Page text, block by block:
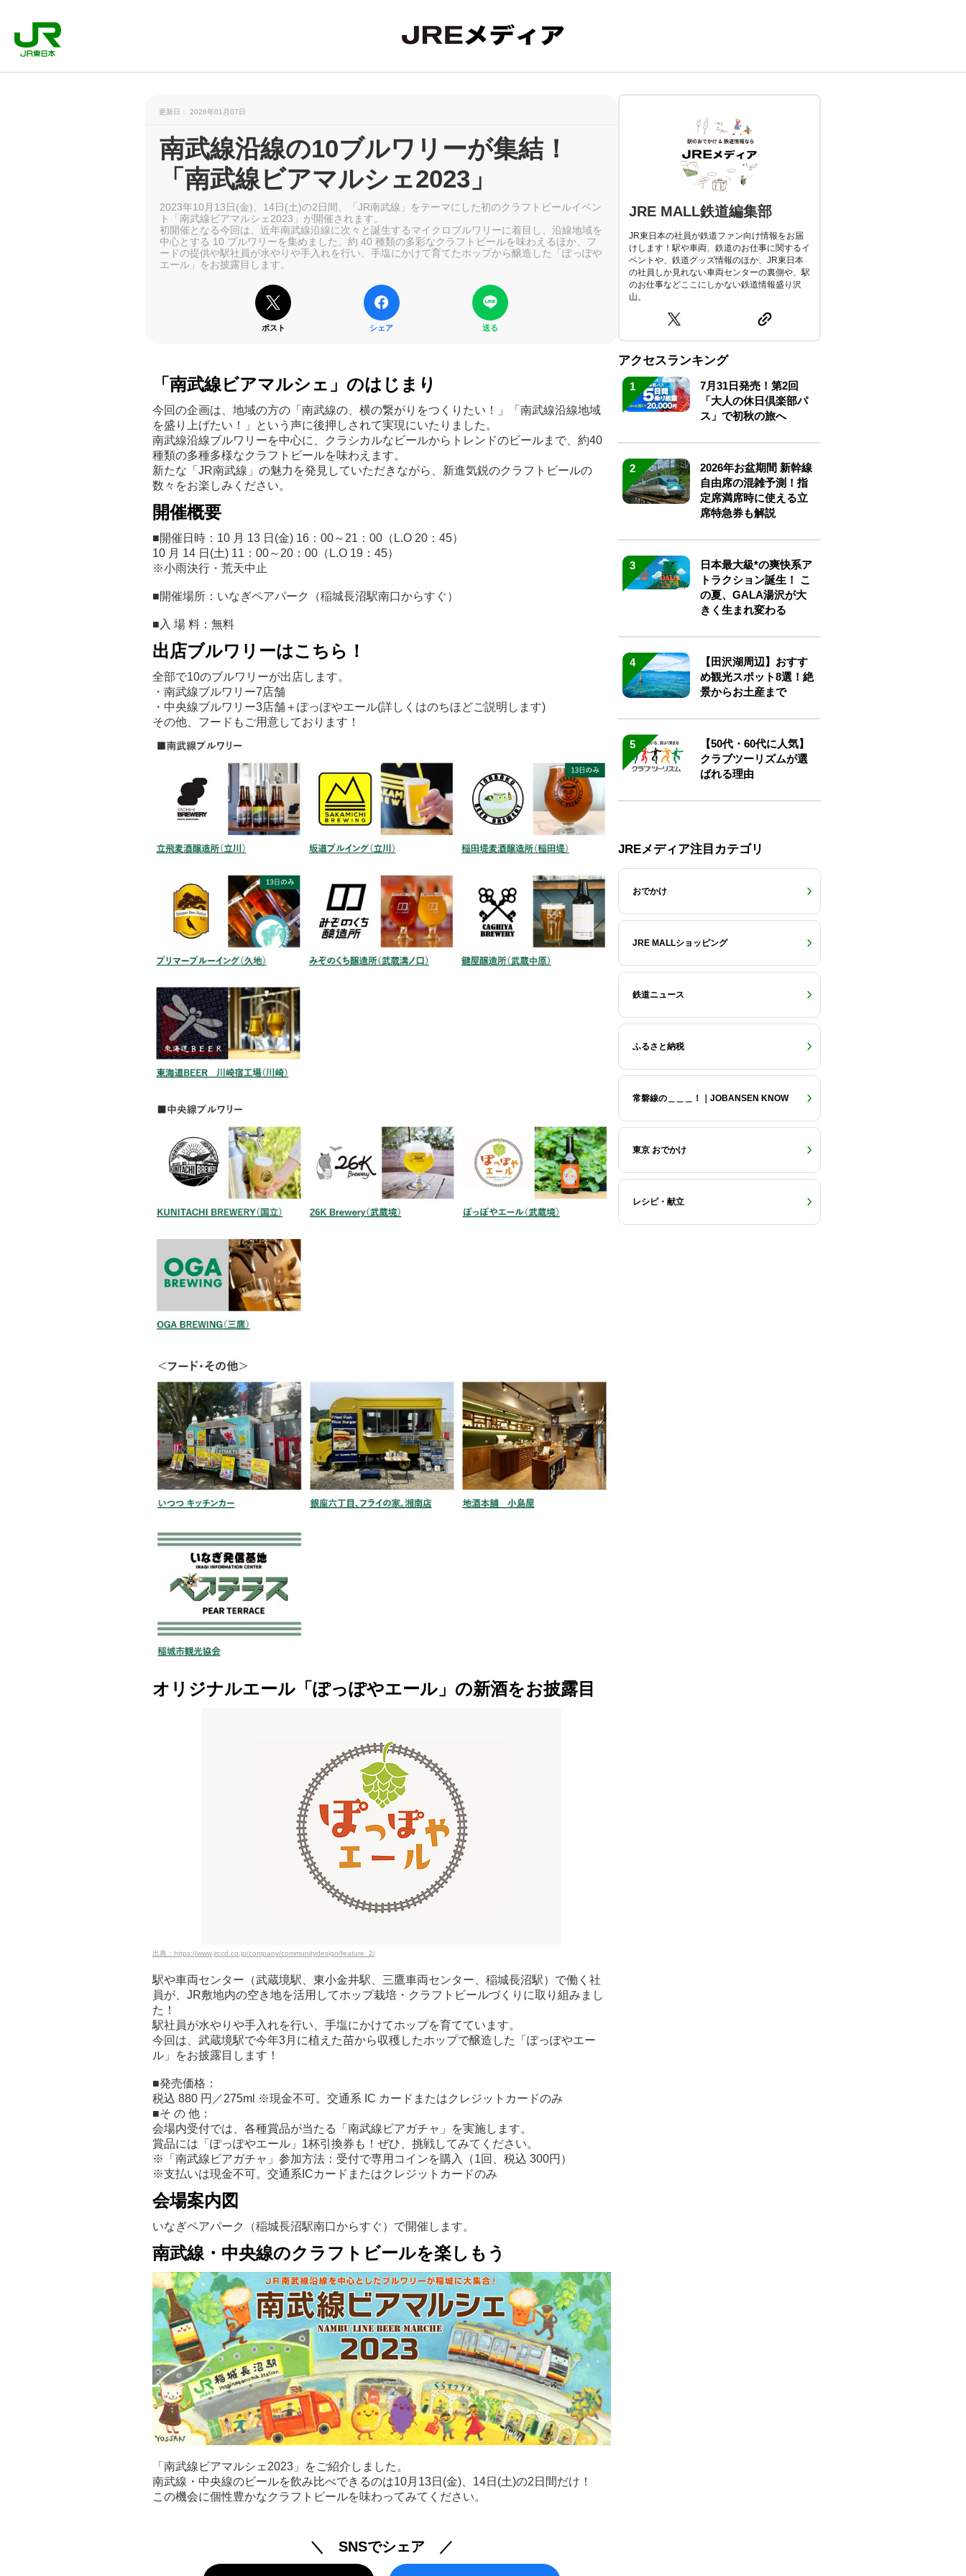
更新日： 2026年01月07日
南武線沿線の10ブルワリーが集結！
「南武線ビアマルシェ2023」
2023年10月13日(金)、14日(土)の2日間、「JR南武線」をテーマにした初のクラフトビールイベン
ト「南武線ビアマルシェ2023」が開催されます。
初開催となる今回は、近年南武線沿線に次々と誕生するマイクロブルワリーに着目し、沿線地域を
中心とする 10 ブルワリーを集めました。約 40 種類の多彩なクラフトビールを味わえるほか、フ
ードの提供や駅社員が水やりや手入れを行い、手塩にかけて育てたホップから醸造した「ぽっぽや
エール」をお披露目します。
ポスト シェア 送る
「南武線ビアマルシェ」のはじまり
今回の企画は、地域の方の「南武線の、横の繋がりをつくりたい！」「南武線沿線地域
を盛り上げたい！」という声に後押しされて実現にいたりました。
南武線沿線ブルワリーを中心に、クラシカルなビールからトレンドのビールまで、約40
種類の多種多様なクラフトビールを味わえます。
新たな「JR南武線」の魅力を発見していただきながら、新進気鋭のクラフトビールの
数々をお楽しみください。
開催概要
■開催日時：10 月 13 日(金) 16：00～21：00（L.O 20：45）
10 月 14 日(土) 11：00～20：00（L.O 19：45）
※小雨決行・荒天中止
■開催場所：いなぎペアパーク（稲城長沼駅南口からすぐ）
■入 場 料：無料
出店ブルワリーはこちら！
全部で10のブルワリーが出店します。
・南武線ブルワリー7店舗
・中央線ブルワリー3店舗＋ぽっぽやエール(詳しくはのちほどご説明します)
その他、フードもご用意しております！
オリジナルエール「ぽっぽやエール」の新酒をお披露目
出典：https://www.jrccd.co.jp/company/communitydesign/feature_2/
駅や車両センター（武蔵境駅、東小金井駅、三鷹車両センター、稲城長沼駅）で働く社
員が、JR敷地内の空き地を活用してホップ栽培・クラフトビールづくりに取り組みまし
た！
駅社員が水やりや手入れを行い、手塩にかけてホップを育てています。
今回は、武蔵境駅で今年3月に植えた苗から収穫したホップで醸造した「ぽっぽやエー
ル」をお披露目します！
■発売価格：
税込 880 円／275ml ※現金不可。交通系 IC カードまたはクレジットカードのみ
■そ の 他：
会場内受付では、各種賞品が当たる「南武線ビアガチャ」を実施します。
賞品には「ぽっぽやエール」1杯引換券も！ぜひ、挑戦してみてください。
※「南武線ビアガチャ」参加方法：受付で専用コインを購入（1回、税込 300円）
※支払いは現金不可。交通系ICカードまたはクレジットカードのみ
会場案内図
いなぎペアパーク（稲城長沼駅南口からすぐ）で開催します。
南武線・中央線のクラフトビールを楽しもう
「南武線ビアマルシェ2023」をご紹介しました。
南武線・中央線のビールを飲み比べできるのは10月13日(金)、14日(土)の2日間だけ！
この機会に個性豊かなクラフトビールを味わってみてください。
＼ SNSでシェア ／
JRE MALL鉄道編集部
JR東日本の社員が鉄道ファン向け情報をお届
けします！駅や車両、鉄道のお仕事に関するイ
ベントや、鉄道グッズ情報のほか、JR東日本
の社員しか見れない車両センターの裏側や、駅
のお仕事などここにしかない鉄道情報盛り沢
山。
アクセスランキング
1
7月31日発売！第2回
「大人の休日倶楽部パ
ス」で初秋の旅へ
2
2026年お盆期間 新幹線
自由席の混雑予測！指
定席満席時に使える立
席特急券も解説
3
日本最大級*の爽快系ア
トラクション誕生！ こ
の夏、GALA湯沢が大
きく生まれ変わる
4
【田沢湖周辺】おすす
め観光スポット8選！絶
景からお土産まで
5
【50代・60代に人気】
クラブツーリズムが選
ばれる理由
JREメディア注目カテゴリ
おでかけ
JRE MALLショッピング
鉄道ニュース
ふるさと納税
常磐線の＿＿＿！｜JOBANSEN KNOW
東京 おでかけ
レシピ・献立